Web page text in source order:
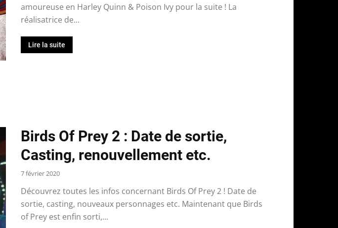
amoureuse en Harley Quinn & Poison Ivy pour la suite ! La
réalisatrice de...
Lire la suite
Birds Of Prey 2 : Date de sortie,
Casting, renouvellement etc.
7 février 2020
Découvrez toutes les infos concernant Birds Of Prey 2 ! Date de
sortie, casting, nouveaux personnages etc. Maintenant que Birds
of Prey est enfin sorti,...